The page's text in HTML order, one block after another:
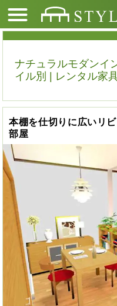
ナチュラルモダンイ
イル別 | レンタル家
本棚を仕切りに広いリ
部屋